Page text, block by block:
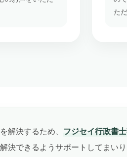
た
解決するため、 フジセイ行政書
できるようサポートしてまいり